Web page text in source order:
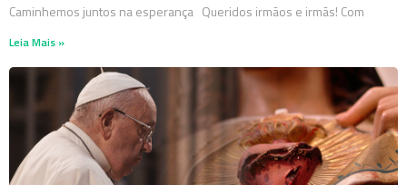
Caminhemos juntos na esperança Queridos irmãos e irmãs! Com
Leia Mais »